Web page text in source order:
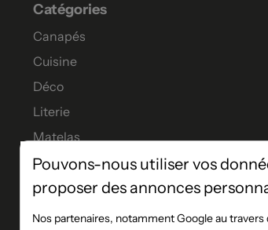
Catégories
Canapés
Cuisine
Déco
Literie
Matelas
Meubles
Tables à manger
Pouvons-nous utiliser vos
proposer des annonces
Nos partenaires, notamment Google au